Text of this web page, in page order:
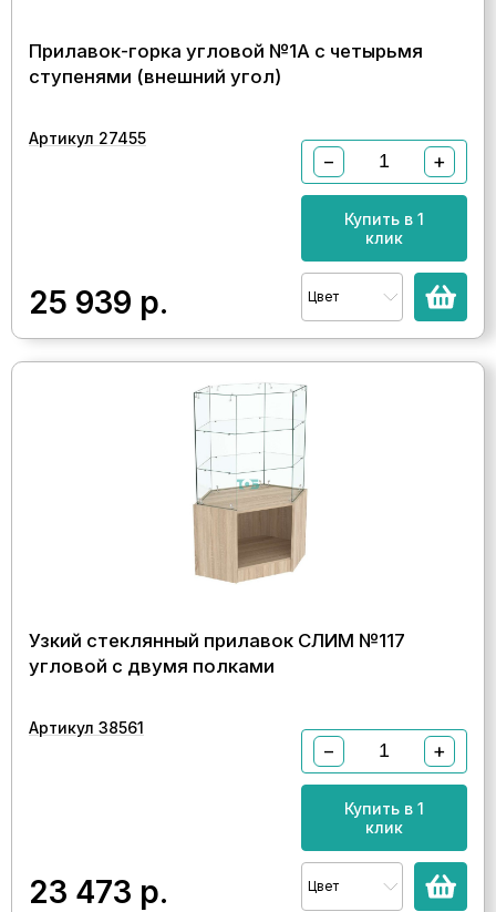
Прилавок-горка угловой №1А с четырьмя
ступенями (внешний угол)
Артикул 27455
25 939 р.
− +
Купить в 1
клик
Цвет
Узкий стеклянный прилавок СЛИМ №117
угловой с двумя полками
Артикул 38561
23 473 р.
− +
Купить в 1
клик
Цвет